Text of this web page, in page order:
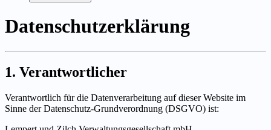
Datenschutzerklärung
1. Verantwortlicher
Verantwortlich für die Datenverarbeitung auf dieser Website im
Sinne der Datenschutz-Grundverordnung (DSGVO) ist: